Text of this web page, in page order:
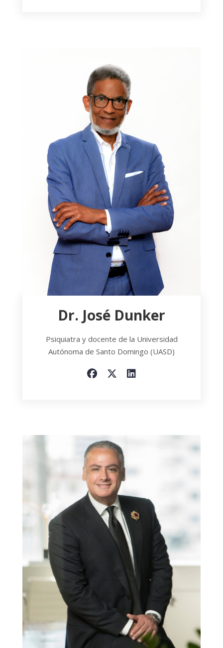
Dr. José Dunker
Psiquiatra y docente de la Universidad
Autónoma de Santo Domingo (UASD)